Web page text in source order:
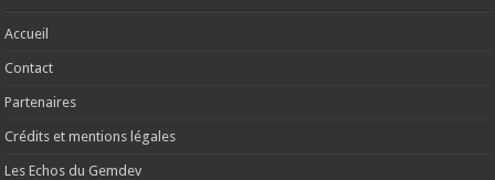
Accueil
Contact
Partenaires
Crédits et mentions légales
Les Echos du Gemdev